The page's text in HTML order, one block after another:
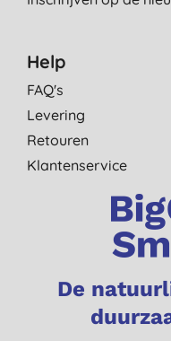
Help
FAQ's
Levering
Retouren
Klantenservice
De